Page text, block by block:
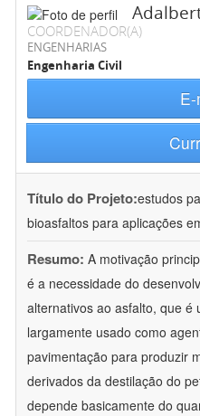
COORDENADOR(A)
ENGENHARIAS
Engenharia Civil
Título do Projeto:estudos
bioasfaltos para aplicações
Resumo: A motivação
é a necessidade do
alternativos ao asfalto, que é
largamente usado como
pavimentação para produzir
derivados da destilação do
depende basicamente do